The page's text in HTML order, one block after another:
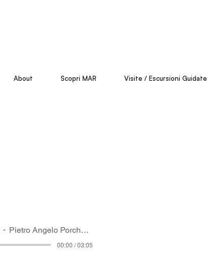
About Scopri MAR Visite / Escursioni Guidate
Pietro Angelo Porcheddu
00:00 / 03:05